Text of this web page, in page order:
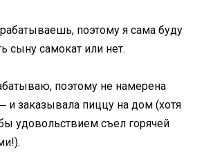
поэтому я сама буду
сыну самокат или нет.
поэтому не намерена
и заказывала пиццу на дом (хотя
удовольствием съел горячей